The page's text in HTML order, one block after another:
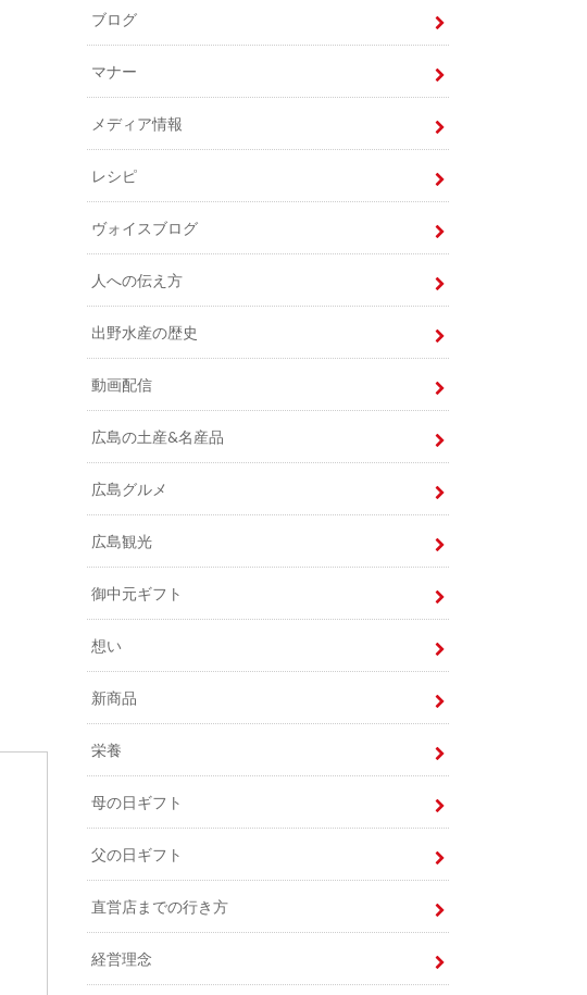
ブログ
マナー
メディア情報
レシピ
ヴォイスブログ
人への伝え方
出野水産の歴史
動画配信
広島の土産&名産品
広島グルメ
広島観光
御中元ギフト
想い
新商品
栄養
母の日ギフト
父の日ギフト
直営店までの行き方
経営理念